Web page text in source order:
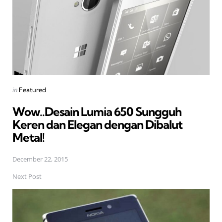
Posted
in Featured
Wow..Desain Lumia 650 Sungguh
Keren dan Elegan dengan Dibalut
Metal!
December 22, 2015
Next Post